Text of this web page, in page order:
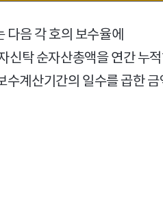
다음 각 호의 보수율에
신탁 순자산총액을 연간 누
수계산기간의 일수를 곱한